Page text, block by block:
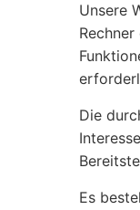
Unsere
Die
Es